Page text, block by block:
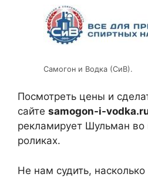
Самогон и Водка (СиВ).
Посмотреть цены и
сайте samogon-i-
рекламирует Шульман во
роликах.
Не нам судить,